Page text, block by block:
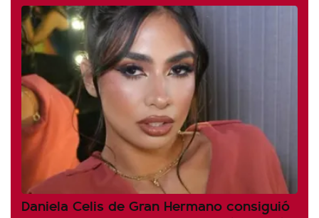
Daniela Celis de Gran Hermano consiguió